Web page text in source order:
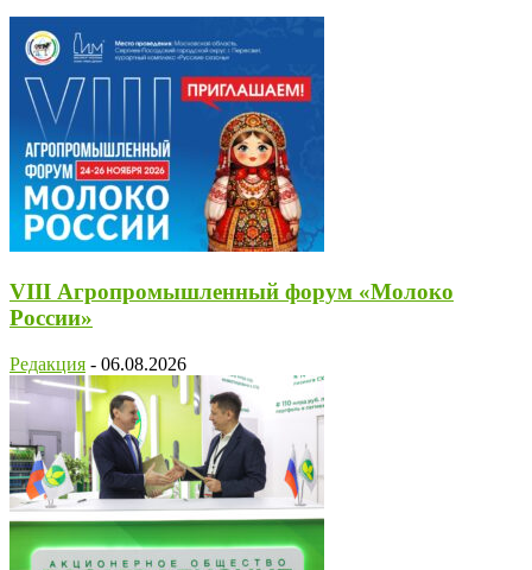
VIII Агропромышленный форум «Молоко
России»
Редакция - 06.08.2026